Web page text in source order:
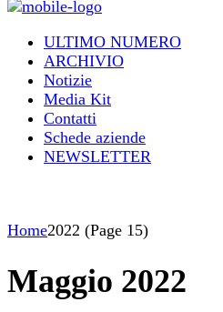
ULTIMO NUMERO
ARCHIVIO
Notizie
Media Kit
Contatti
Schede aziende
NEWSLETTER
Home2022 (Page 15)
Maggio 2022